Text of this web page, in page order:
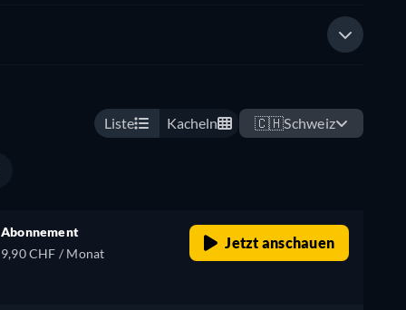
Liste Kacheln 🇨🇭Schweiz
Abonnement
9,90 CHF / Monat
Jetzt anschauen